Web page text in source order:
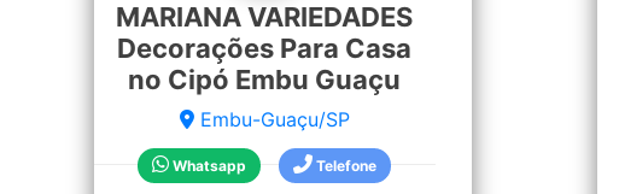
MARIANA VARIEDADES
Decorações Para Casa
no Cipó Embu Guaçu
Embu-Guaçu/SP
Whatsapp Telefone